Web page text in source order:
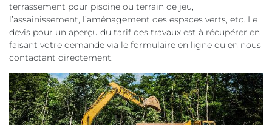
terrassement pour piscine ou terrain de jeu,
l’assainissement, l’aménagement des espaces verts, etc. Le
devis pour un aperçu du tarif des travaux est à récupérer en
faisant votre demande via le formulaire en ligne ou en nous
contactant directement.